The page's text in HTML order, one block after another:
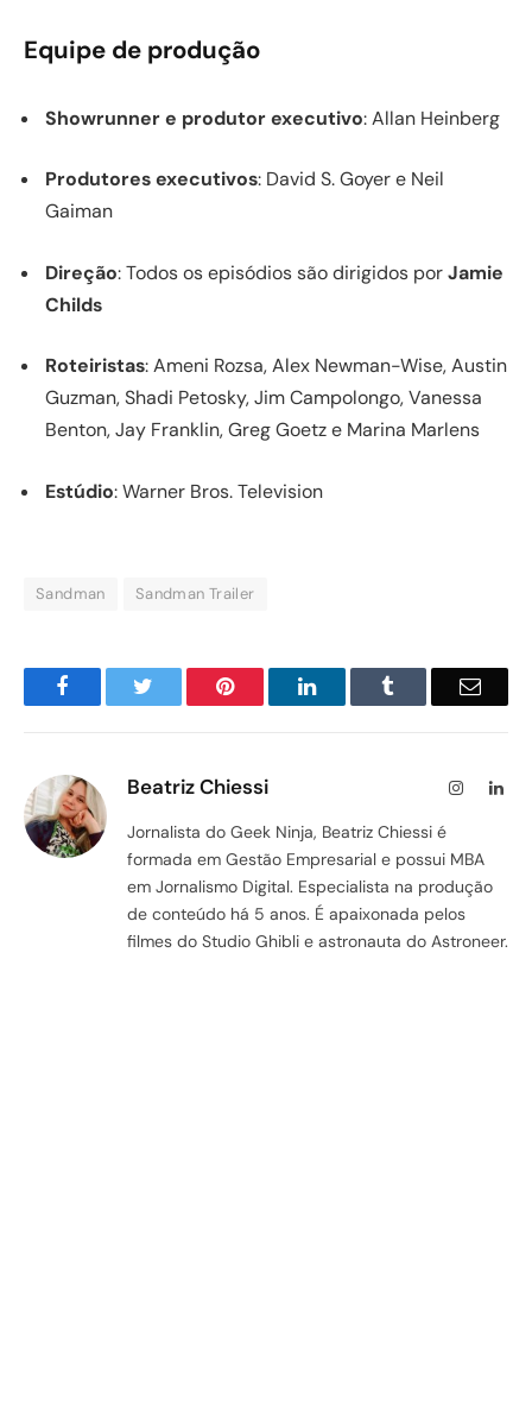
Equipe de produção
Showrunner e produtor executivo: Allan Heinberg
Produtores executivos: David S. Goyer e Neil
Gaiman
Direção: Todos os episódios são dirigidos porJamie
Childs
Roteiristas: Ameni Rozsa, Alex Newman-Wise, Austin
Guzman, Shadi Petosky, Jim Campolongo, Vanessa
Benton, Jay Franklin, Greg Goetz e Marina Marlens
Estúdio: Warner Bros. Television
Sandman Sandman Trailer
Facebook Pinterest LinkedIn Email
Beatriz Chiessi Instagram
Jornalista do Geek Ninja, Beatriz Chiessi é
formada em Gestão Empresarial e possui MBA
em Jornalismo Digital. Especialista na produção
de conteúdo há 5 anos. É apaixonada pelos
filmes do Studio Ghibli e astronauta do Astroneer.